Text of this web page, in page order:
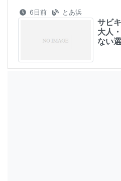
6日前 とあ浜
サビ
大人
ない